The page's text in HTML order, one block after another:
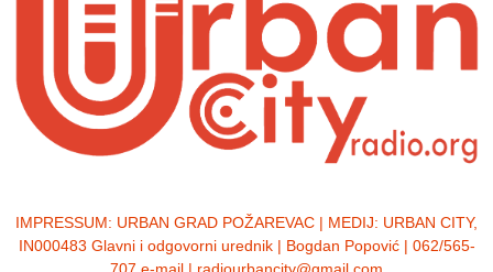
IMPRESSUM: URBAN GRAD POŽAREVAC | MEDIJ: URBAN CITY,
IN000483 Glavni i odgovorni urednik | Bogdan Popović | 062/565-
707 e-mail | radiourbancity@gmail.com